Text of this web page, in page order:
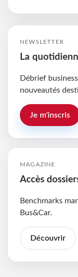
NEWSLETTER
La
Débrief
nouveautés
Je m'inscris
MAGAZINE
Accès
Benchmarks
Bus&Car.
Découvrir